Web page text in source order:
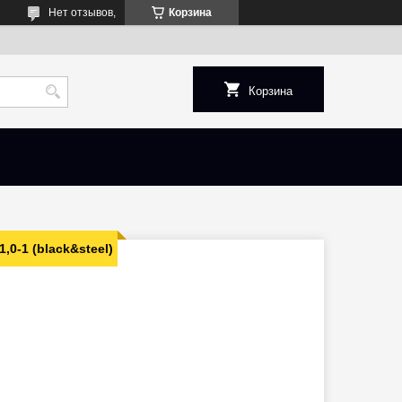
Корзина
Нет отзывов,
Корзина
1 (black&steel)